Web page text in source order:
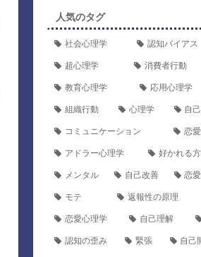
人気のタグ
社会心理学 認知バイアス
超心理学 消費者行動
教育心理学 応用心理学
組織行動 心理学 自
コミュニケーション 恋愛
アドラー心理学 好かれる
メンタル 自己改善 恋
モテ 返報性の原理
恋愛心理学 自己理解
認知の歪み 緊張 自己